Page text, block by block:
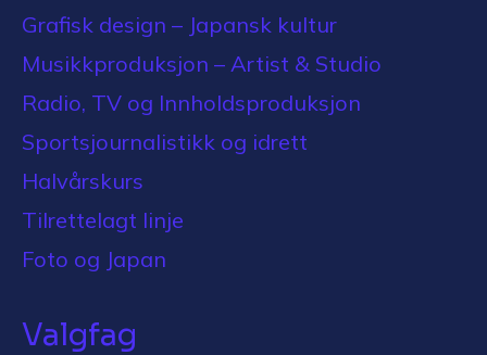
Grafisk design – Japansk kultur
Musikkproduksjon – Artist & Studio
Radio, TV og Innholdsproduksjon
Sportsjournalistikk og idrett
Halvårskurs
Tilrettelagt linje
Foto og Japan
Valgfag